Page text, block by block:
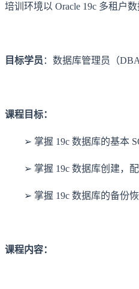
培训环境以 Oracle 19c 多租户
目标学员 ：数据库管理员（
课程目标：
➢ 掌握 19c 数据库的基本
➢ 掌握 19c 数据库创建，
➢ 掌握 19c 数据库的备份恢
课程内容：